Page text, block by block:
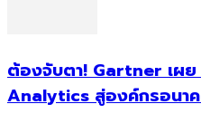
ต้องจับตา! Gartner เผ
Analytics สู่องค์กรอนา